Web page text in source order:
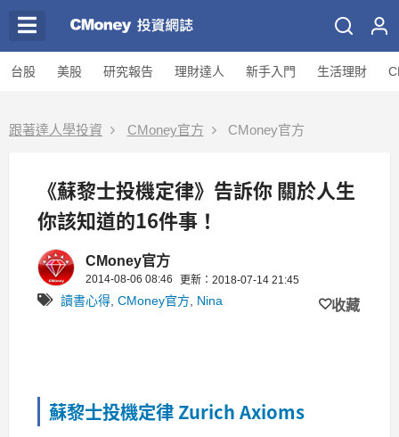
台股 美股 研究報告 理財達人 新手入門 生活理財
跟著達人學投資 CMoney官方 CMoney官方
《蘇黎士投機定律》告訴你 關於人生
你該知道的16件事！
CMoney官方
2014-08-06 08:46 更新：2018-07-14 21:45
讀書心得 CMoney官方 Nina 收藏
蘇黎士投機定律 Zurich Axioms